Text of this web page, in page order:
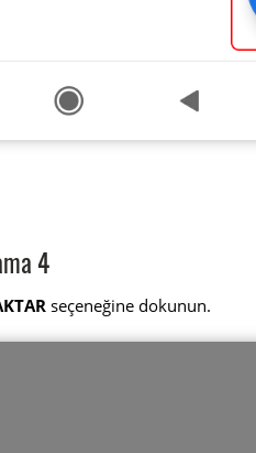
4
seçeneğine dokunun.